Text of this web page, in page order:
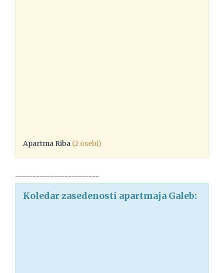
Apartma Riba (2 osebi)
------------------------
Koledar zasedenosti apartmaja Galeb: